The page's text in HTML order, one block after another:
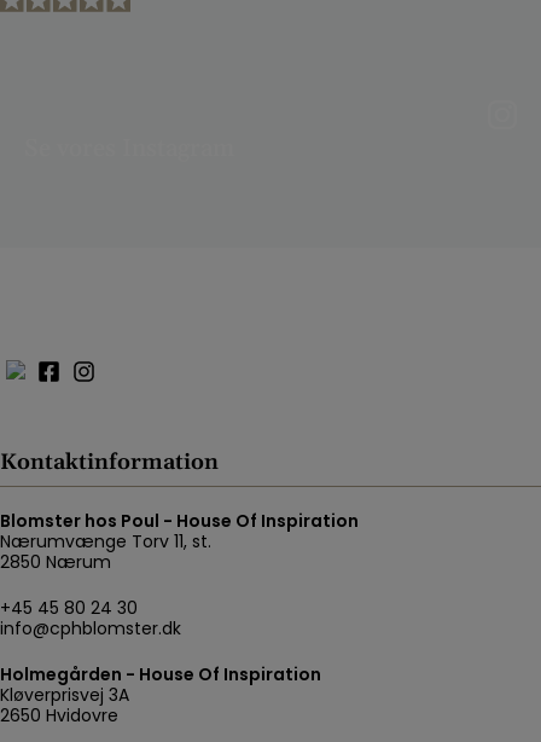
Kontaktinformation
Blomster hos Poul - House Of Inspiration
Nærumvænge Torv 11, st.
2850 Nærum
+45 45 80 24 30
info@cphblomster.dk
Holmegården - House Of Inspiration
Kløverprisvej 3A
2650 Hvidovre